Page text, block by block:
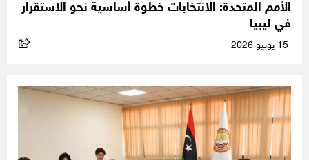
الأمم المتحدة: الانتخابات خطوة أساسية نحو الاستقرار
في ليبيا